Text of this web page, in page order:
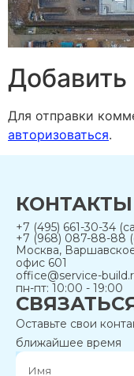
Для отправки
авторизоваться.
КОНТАКТЫ
+7 (495) 661-30-34
+7 (968) 087-88-88
Москва,
офис 601
office@service-
пн-пт: 10:00 - 19:00
Оставьте свои
ближайшее время